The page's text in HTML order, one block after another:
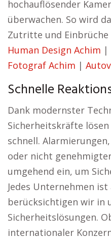
hochauflösender
überwachen. So wird
Zutritte und
Human Design Achim |
Fotograf Achim |
Schnelle
Dank modernster
Sicherheitskräfte
schnell.
oder nicht
umgehend ein, um
Jedes Unternehmen
berücksichtigen wir in
Sicherheitslösungen.
internationaler